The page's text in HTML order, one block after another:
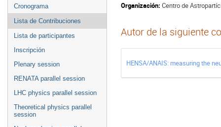
Cronograma
Lista de Contribuciones
Lista de participantes
Inscripción
Plenary session
RENATA parallel session
LHC physics parallel session
Theoretical physics parallel
session
Organización: Centro de
Autor de la siguiente
HENSA/ANAIS: measuring the